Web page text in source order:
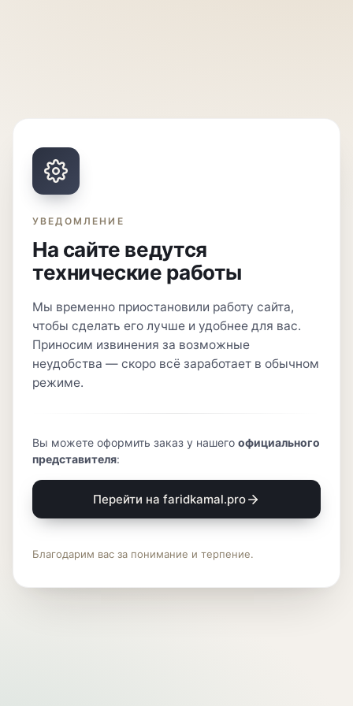
УВЕДОМЛЕНИЕ
На сайте ведутся
технические работы
Мы временно приостановили работу сайта,
чтобы сделать его лучше и удобнее для вас.
Приносим извинения за возможные
неудобства — скоро всё заработает в обычном
режиме.
Вы можете оформить заказ у нашего официального
представителя:
Перейти на faridkamal.pro
Благодарим вас за понимание и терпение.